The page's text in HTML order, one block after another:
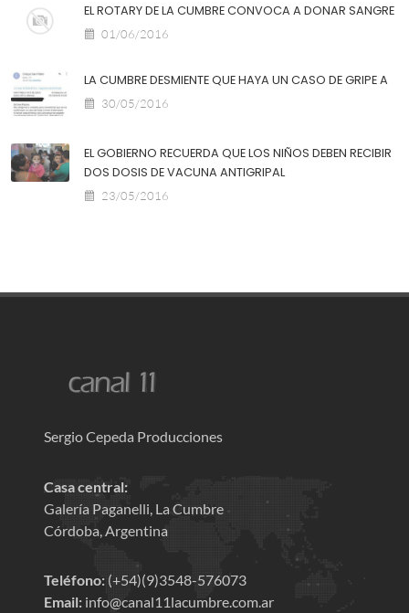
EL ROTARY DE LA CUMBRE CONVOCA A DONAR SANGRE
01/06/2016
LA CUMBRE DESMIENTE QUE HAYA UN CASO DE GRIPE A
30/05/2016
EL GOBIERNO RECUERDA QUE LOS NIÑOS DEBEN RECIBIR
DOS DOSIS DE VACUNA ANTIGRIPAL
23/05/2016
Sergio Cepeda Producciones
Casa central:
Galería Paganelli, La Cumbre
Córdoba, Argentina
Teléfono: (+54)(9)3548-576073
Email: info@canal11lacumbre.com.ar